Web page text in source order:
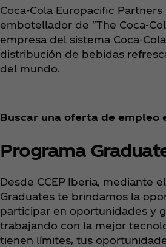
Coca‑Cola Europacific
embotellador de "The
empresa del sistema
distribución de bebidas
del mundo.
Buscar una oferta de empleo
Programa
Desde CCEP Iberia, mediante
Graduates te brindamos la
participar en oportunidades y
trabajando con la mejor
tienen límites, tus